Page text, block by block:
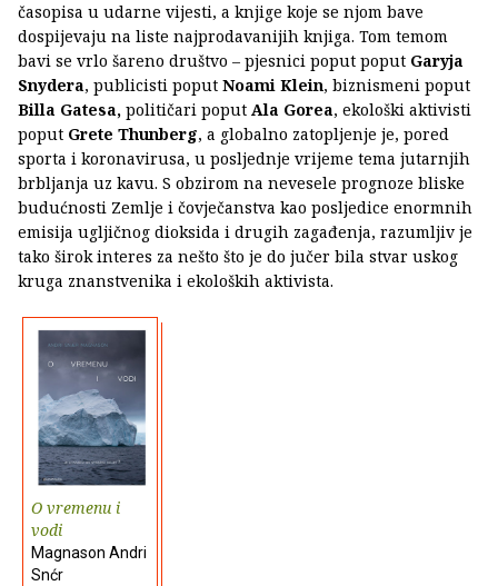
časopisa u udarne vijesti, a knjige koje se njom bave
dospijevaju na liste najprodavanijih knjiga. Tom temom
bavi se vrlo šareno društvo – pjesnici poput poput Garyja
Snydera, publicisti poput Noami Klein, biznismeni poput
Billa Gatesa, političari poput Ala Gorea, ekološki aktivisti
poput Grete Thunberg, a globalno zatopljenje je, pored
sporta i koronavirusa, u posljednje vrijeme tema jutarnjih
brbljanja uz kavu. S obzirom na nevesele prognoze bliske
budućnosti Zemlje i čovječanstva kao posljedice enormnih
emisija ugljičnog dioksida i drugih zagađenja, razumljiv je
tako širok interes za nešto što je do jučer bila stvar uskog
kruga znanstvenika i ekoloških aktivista.
O vremenu i
vodi
Magnason Andri
Snćr